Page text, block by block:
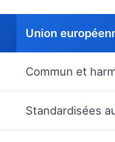
Union
Commun et
Standardisées